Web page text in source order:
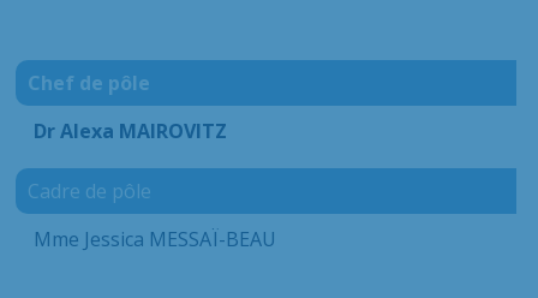
Chef de pôle
Dr Alexa MAIROVITZ
Cadre de pôle
Mme Jessica MESSAÏ-BEAU